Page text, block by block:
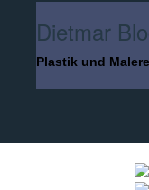
Dietmar
Plastik und